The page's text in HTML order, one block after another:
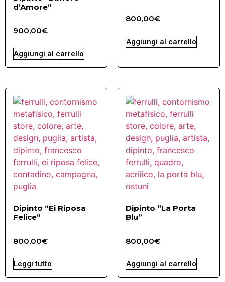
d’Amore”
900,00€
Aggiungi al carrello
800,00€
Aggiungi al carrello
Dipinto “Ei Riposa
Felice”
800,00€
Leggi tutto
Dipinto “La Porta
Blu”
800,00€
Aggiungi al carrello